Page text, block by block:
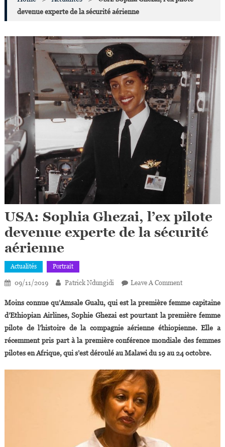
devenue experte de la sécurité aérienne
USA: Sophia Ghezai, l’ex pilote
devenue experte de la sécurité
aérienne
Actualités Portrait
09/11/2019 Patrick Ndungidi Leave A CommentOn
Sophia
Ghezai,
L’ex
Pilote
Devenue
Moins connue qu’Amsale Gualu, qui est la première femme capitaine
d’Ethiopian Airlines, Sophie Ghezai est pourtant la première femme
pilote de l’histoire de la compagnie aérienne éthiopienne. Elle a
récemment pris part à la première conférence mondiale des femmes
pilotes en Afrique, qui s’est déroulé au Malawi du 19 au 24 octobre.